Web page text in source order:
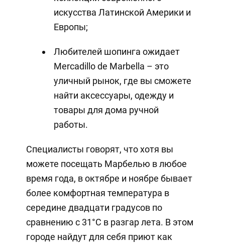
искусства Латинской Америки и
Европы;
Любителей шопинга ожидает
Mercadillo de Marbella – это
уличный рынок, где вы сможете
найти аксессуары, одежду и
товары для дома ручной
работы.
Специалисты говорят, что хотя вы
можете посещать Марбелью в любое
время года, в октябре и ноябре бывает
более комфортная температура в
середине двадцати градусов по
сравнению с 31°C в разгар лета. В этом
городе найдут для себя приют как